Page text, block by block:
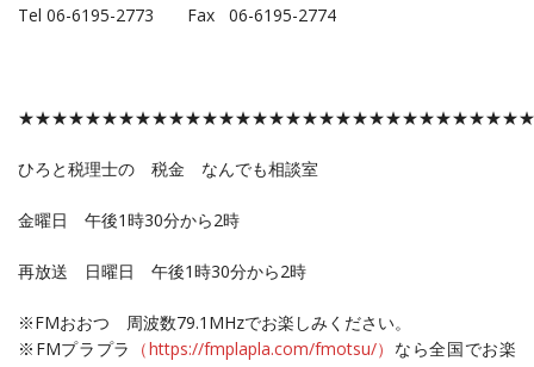
Tel 06-6195-2773 Fax 06-6195-2774
ひろと税理士の 税金 なんでも相談室
金曜日 午後1時30分から2時
再放送 日曜日 午後1時30分から2時
※FMおおつ 周波数79.1MHzでお楽しみください。
※FMプラプラ
（https://fmplapla.com/fmotsu/） なら全国でお楽